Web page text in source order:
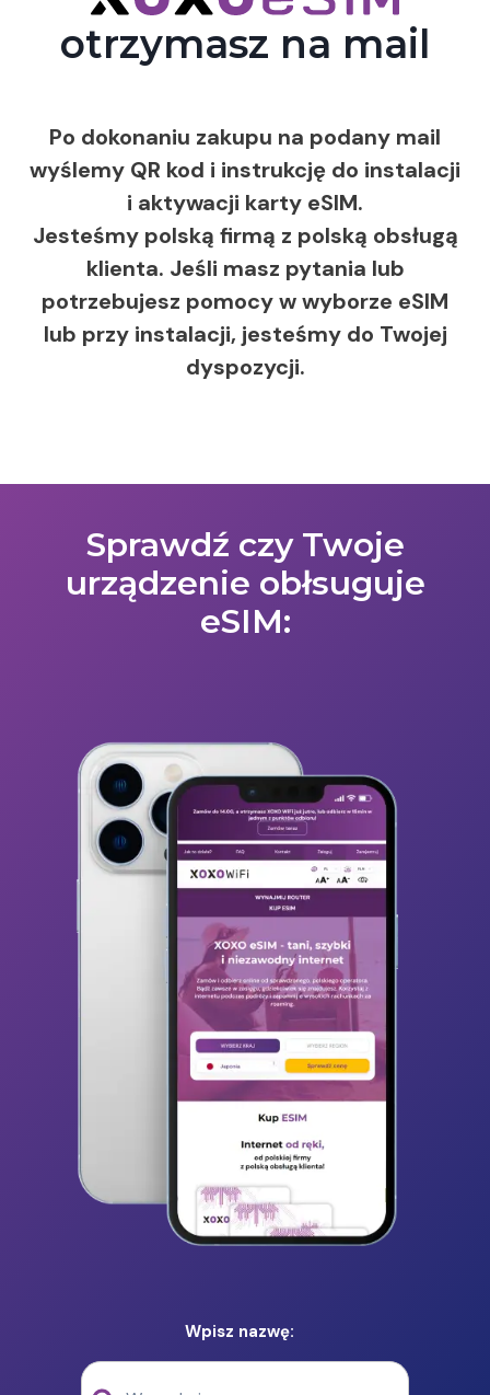
otrzymasz na mail
Po dokonaniu zakupu na podany mail
wyślemy QR kod i instrukcję do instalacji
i aktywacji karty eSIM.
Jesteśmy polską firmą z polską obsługą
klienta. Jeśli masz pytania lub
potrzebujesz pomocy w wyborze eSIM
lub przy instalacji, jesteśmy do Twojej
dyspozycji.
Sprawdź czy Twoje
urządzenie obłsuguje
eSIM:
Wpisz nazwę: